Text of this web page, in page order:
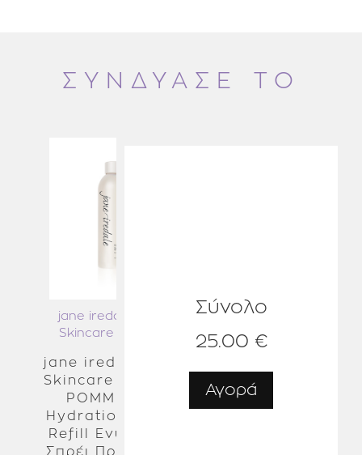
Όλοι οι τύποι δέρματος
ΣΥΝΔΥΑΣΕ ΤΟ
jane iredale - The
Skincare Makeup
jane iredale -The
Skincare Makeup
POMMISST™
Hydration Spray
Refill Ενυδατικό
Σπρέι Προσώπου
jane iredale - The
Skincare Makeup
Skincare Makeup
24K Gold Dust 1g
Σύνολο
25.00 €
Αγορά